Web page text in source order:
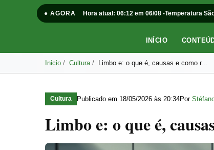
● AGORA Hora atual: 06:12 em 06/08 -Temperatura
INÍCIO
Inicio Cultura Limbo e: o que é, causas e como r...
Cultura Publicado em 18/05/2026 às 20:34Por
Limbo e: o que é,